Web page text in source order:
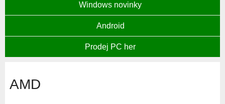
Windows novinky
Android
Prodej PC her
AMD